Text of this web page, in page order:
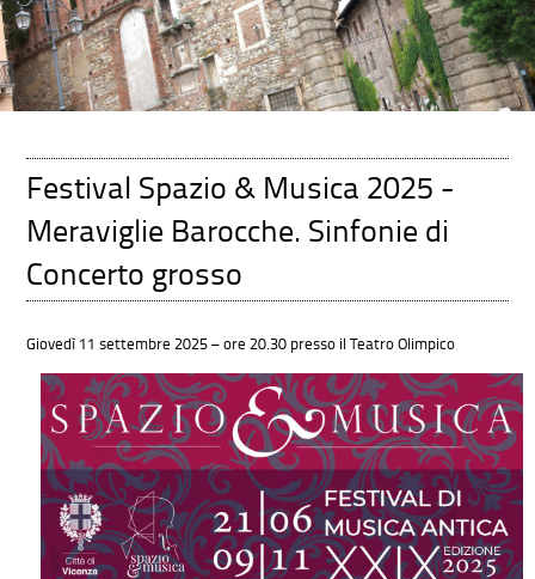
Festival Spazio & Musica 2025 -
Meraviglie Barocche. Sinfonie di
Concerto grosso
Giovedì 11 settembre 2025 – ore 20.30 presso il Teatro Olimpico